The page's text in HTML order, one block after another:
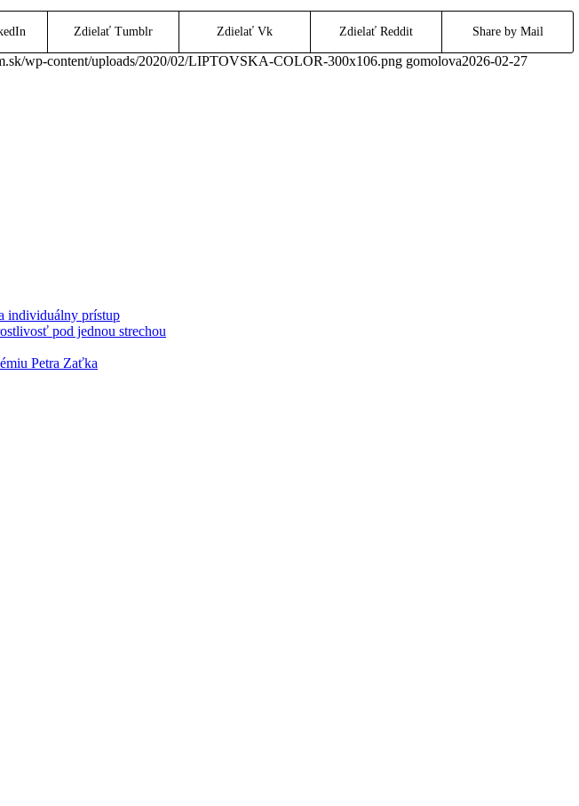
Zdielať Tumblr Zdielať Vk Zdielať Reddit Share by Mail
wp-content/uploads/2020/02/LIPTOVSKA-COLOR-300x106.png gomolova2026-02-27
individuálny prístup
pod jednou strechou
Petra Zaťka